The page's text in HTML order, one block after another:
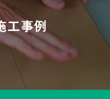
工事例